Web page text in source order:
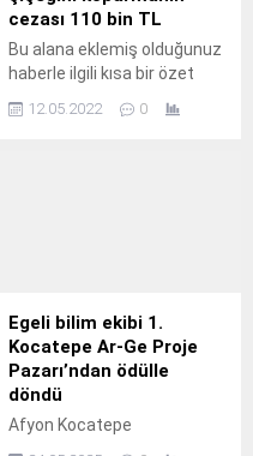
cezası 110 bin TL
Bu alana eklemiş olduğunuz
haberle ilgili kısa bir özet
bilgisi ekleyebilirsiniz. Bu
metin yazı düzenleme
12.05.2022 0
Egeli bilim ekibi 1.
Kocatepe Ar-Ge Proje
Pazarı’ndan ödülle
döndü
Afyon Kocatepe